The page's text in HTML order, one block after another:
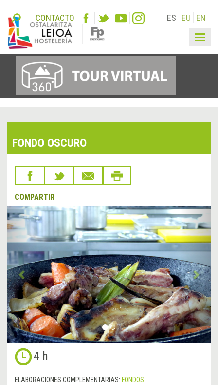
CONTACTO ES EU EN
FONDO OSCURO
COMPARTIR
&lsaquo;
Anterior
4 h
ELABORACIONES COMPLEMENTARIAS: FONDOS